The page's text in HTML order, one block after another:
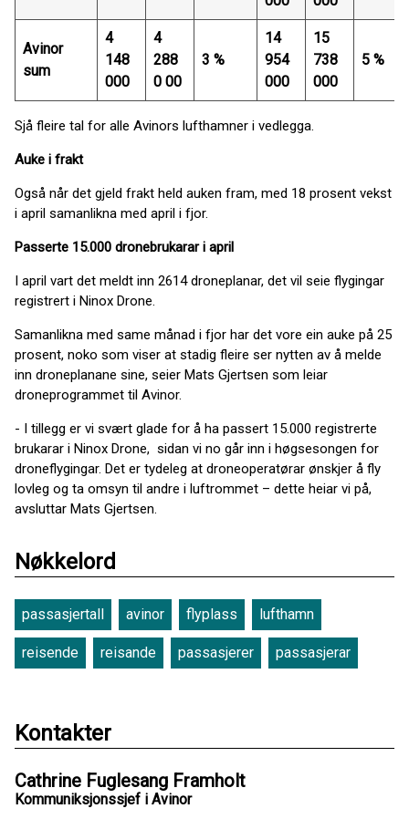
Avinor
sum
4
148
000
4
288
0 00
3 %
14
954
000
15
738
000
5 %
Sjå fleire tal for alle Avinors lufthamner i vedlegga.
Auke i frakt
Også når det gjeld frakt held auken fram, med 18 prosent vekst
i april samanlikna med april i fjor.
Passerte 15.000 dronebrukarar i april
I april vart det meldt inn 2614 droneplanar, det vil seie flygingar
registrert i Ninox Drone.
Samanlikna med same månad i fjor har det vore ein auke på 25
prosent, noko som viser at stadig fleire ser nytten av å melde
inn droneplanane sine, seier Mats Gjertsen som leiar
droneprogrammet til Avinor.
- I tillegg er vi svært glade for å ha passert 15.000 registrerte
brukarar i Ninox Drone, sidan vi no går inn i høgsesongen for
droneflygingar. Det er tydeleg at droneoperatørar ønskjer å fly
lovleg og ta omsyn til andre i luftrommet – dette heiar vi på,
avsluttar Mats Gjertsen.
Nøkkelord
passasjertall avinor flyplass lufthamn
reisende reisande passasjerer passasjerar
Kontakter
Cathrine Fuglesang Framholt
Kommuniksjonssjef i Avinor